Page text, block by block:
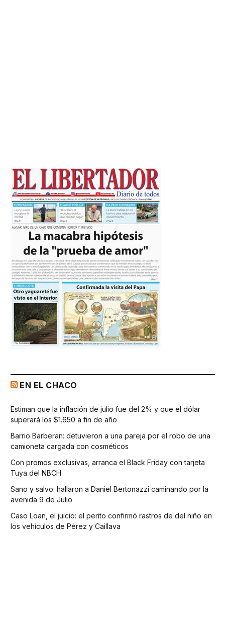
EN EL CHACO
Estiman que la inflación de julio fue del 2% y que el dólar
superará los $1.650 a fin de año
Barrio Barberan: detuvieron a una pareja por el robo de una
camioneta cargada con cosméticos
Con promos exclusivas, arranca el Black Friday con tarjeta
Tuya del NBCH
Sano y salvo: hallaron a Daniel Bertonazzi caminando por la
avenida 9 de Julio
Caso Loan, el juicio: el perito confirmó rastros de del niño en
los vehículos de Pérez y Caillava